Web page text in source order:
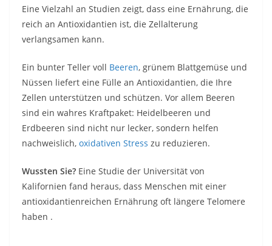
Eine Vielzahl an Studien zeigt, dass eine Ernährung, die
reich an Antioxidantien ist, die Zellalterung
verlangsamen kann.
Ein bunter Teller voll Beeren, grünem Blattgemüse und
Nüssen liefert eine Fülle an Antioxidantien, die Ihre
Zellen unterstützen und schützen. Vor allem Beeren
sind ein wahres Kraftpaket: Heidelbeeren und
Erdbeeren sind nicht nur lecker, sondern helfen
nachweislich, oxidativen Stress zu reduzieren.
Wussten Sie? Eine Studie der Universität von
Kalifornien fand heraus, dass Menschen mit einer
antioxidantienreichen Ernährung oft längere Telomere
haben .